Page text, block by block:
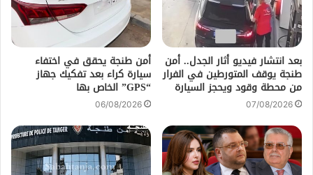
بعد انتشار فيديو أثار الجدل.. أمن
طنجة يوقف المتورطين في الفرار
من محطة وقود ويحجز السيارة
07/08/2026
أمن طنجة يحقق في اختفاء
سيارة كراء بعد تفكيك جهاز
“GPS” الخاص بها
06/08/2026